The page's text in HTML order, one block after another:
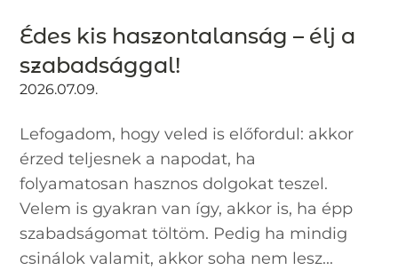
Édes kis haszontalanság – élj a
szabadsággal!
2026.07.09.
Lefogadom, hogy veled is előfordul: akkor
érzed teljesnek a napodat, ha
folyamatosan hasznos dolgokat teszel.
Velem is gyakran van így, akkor is, ha épp
szabadságomat töltöm. Pedig ha mindig
csinálok valamit, akkor soha nem lesz...